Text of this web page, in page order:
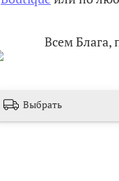
Всем
Выбрать